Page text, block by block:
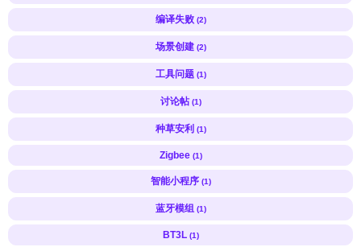
编译失败 (2)
场景创建 (2)
工具问题 (1)
讨论帖 (1)
种草安利 (1)
Zigbee (1)
智能小程序 (1)
蓝牙模组 (1)
BT3L (1)